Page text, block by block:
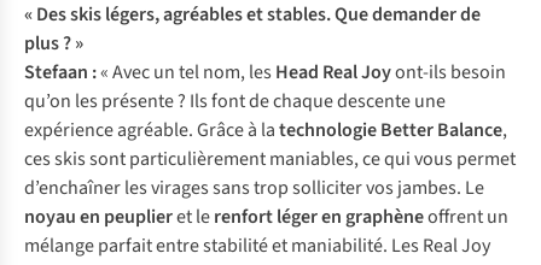
« Des skis légers, agréables et stables. Que demander de
plus ? »
Stefaan :« Avec un tel nom, les Head Real Joyont-ils besoin
qu’on les présente ? Ils font de chaque descente une
expérience agréable. Grâce à latechnologie Better Balance,
ces skis sont particulièrement maniables, ce qui vous permet
d’enchaîner les virages sans trop solliciter vos jambes. Le
noyau en peuplieret lerenfort léger en graphèneoffrent un
mélange parfait entre stabilité et maniabilité. Les Real Joy